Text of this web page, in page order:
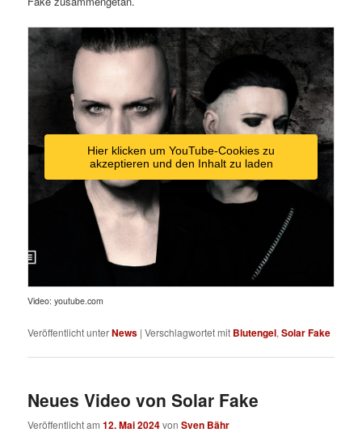
Hier klicken um YouTube-Cookies zu
akzeptieren und den Inhalt zu laden
Video: youtube.com
Veröffentlicht unterNews |Verschlagwortet mit Blutengel,Solar Fake
Neues Video von Solar Fake
Veröffentlicht am12. Mai 2024vonSven Bähr